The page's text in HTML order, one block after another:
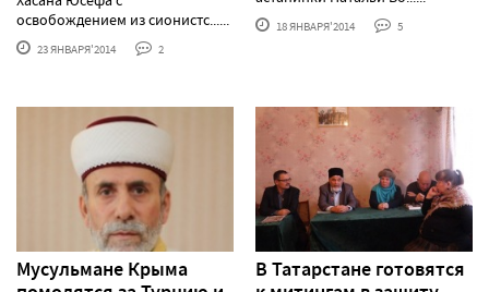
освобождением из сионистс......
23 ЯНВАРЯ'2014 2
18 ЯНВАРЯ'2014 5
Мусульмане Крыма
В Татарстане готовятся